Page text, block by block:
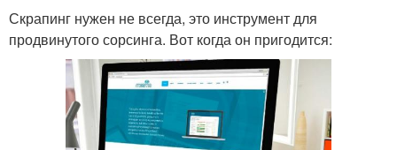
Скрапинг нужен не всегда, это инструмент для
продвинутого сорсинга. Вот когда он пригодится: